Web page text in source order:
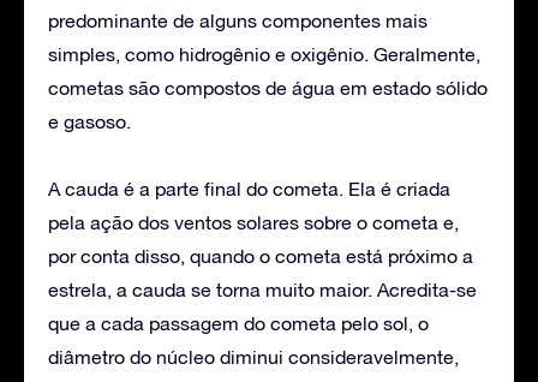
predominante de alguns componentes mais
simples, como hidrogênio e oxigênio. Geralmente,
cometas são compostos de água em estado sólido
e gasoso.
A cauda é a parte final do cometa. Ela é criada
pela ação dos ventos solares sobre o cometa e,
por conta disso, quando o cometa está próximo a
estrela, a cauda se torna muito maior. Acredita-se
que a cada passagem do cometa pelo sol, o
diâmetro do núcleo diminui consideravelmente,